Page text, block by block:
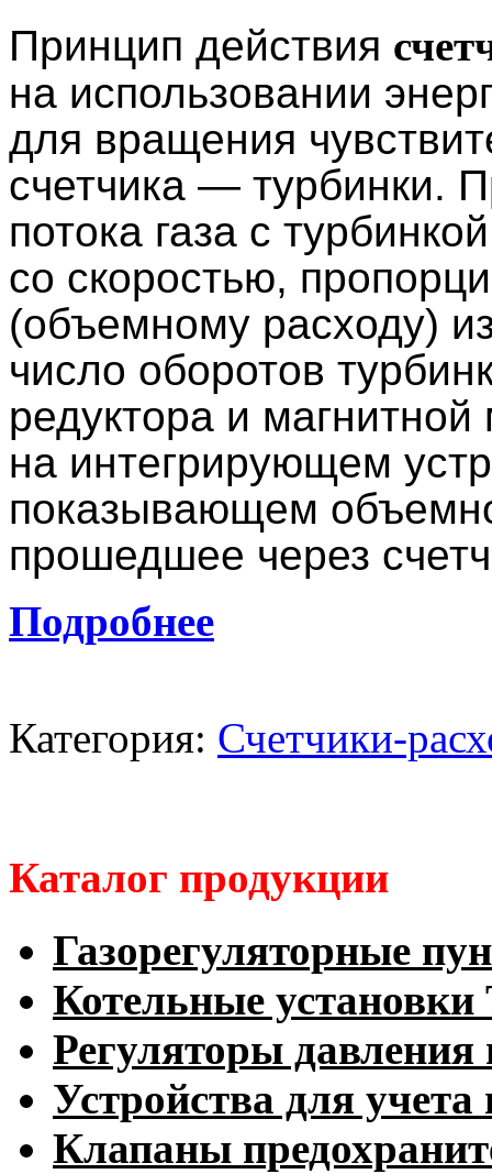
Принцип действия
на использовании
для вращения
счетчика — турбинки.
потока газа с
со скоростью,
(объемному расходу)
число оборотов
редуктора и
на интегрирующем
показывающем
прошедшее через
Подробнее
Категория: Счетчики-
Каталог продукции
Газорегуляторные
Котельные
Регуляторы давления
Устройства для учета
Клапаны